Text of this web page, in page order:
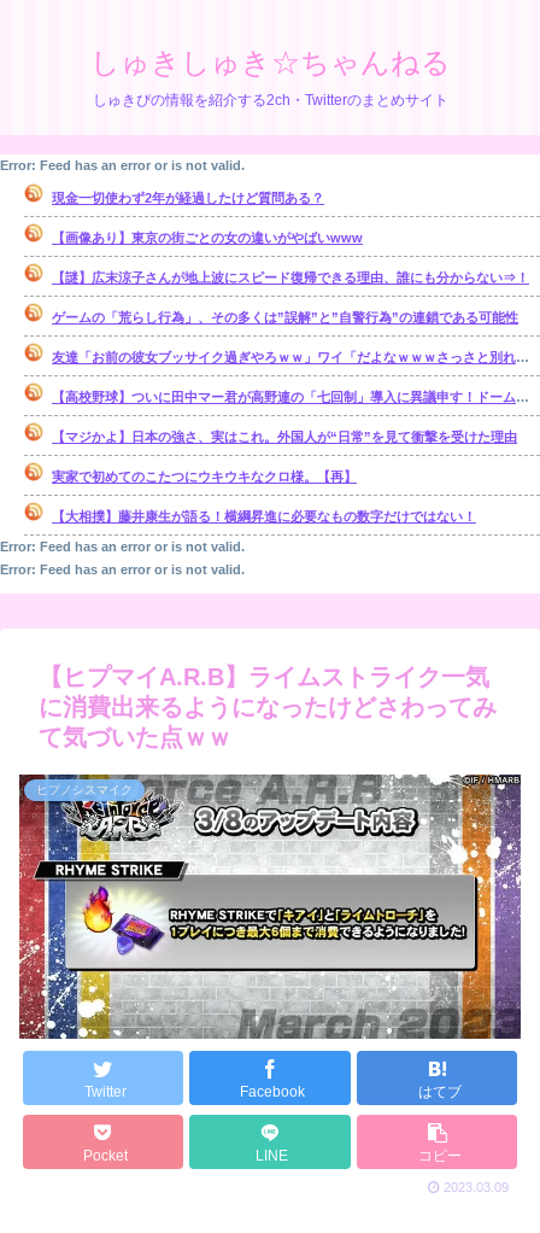
しゅきしゅき☆ちゃんねる
しゅきぴの情報を紹介する2ch・Twitterのまとめサイト
Error: Feed has an error or is not valid.
現金一切使わず2年が経過したけど質問ある？
【画像あり】東京の街ごとの女の違いがやばいwww
【謎】広末涼子さんが地上波にスピード復帰できる理由、誰にも分からない⇒！
ゲームの「荒らし行為」、その多くは”誤解”と”自警行為”の連鎖である可能性
友達「お前の彼女ブッサイク過ぎやろｗｗ」ワイ「だよなｗｗｗさっさと別れたいわｗｗｗ」
【高校野球】ついに田中マー君が高野連の「七回制」導入に異議申す！ドーム球場でやれ
【マジかよ】日本の強さ、実はこれ。外国人が“日常”を見て衝撃を受けた理由
実家で初めてのこたつにウキウキなクロ様。【再】
【大相撲】藤井康生が語る！横綱昇進に必要なもの数字だけではない！
Error: Feed has an error or is not valid.
Error: Feed has an error or is not valid.
【ヒプマイA.R.B】ライムストライク一気
に消費出来るようになったけどさわってみ
て気づいた点ｗｗ
ヒプノシスマイク
Twitter Facebook はてブ
Pocket LINE コピー
2023.03.09